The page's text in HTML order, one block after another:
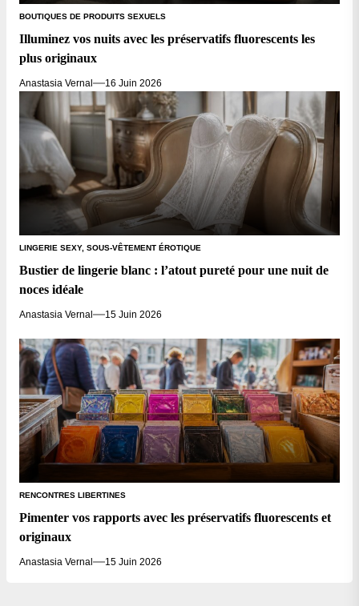
BOUTIQUES DE PRODUITS SEXUELS
Illuminez vos nuits avec les préservatifs fluorescents les
plus originaux
Anastasia Vernal 16 Juin 2026
LINGERIE SEXY, SOUS-VÊTEMENT ÉROTIQUE
Bustier de lingerie blanc : l’atout pureté pour une nuit de
noces idéale
Anastasia Vernal 15 Juin 2026
RENCONTRES LIBERTINES
Pimenter vos rapports avec les préservatifs fluorescents et
originaux
Anastasia Vernal 15 Juin 2026